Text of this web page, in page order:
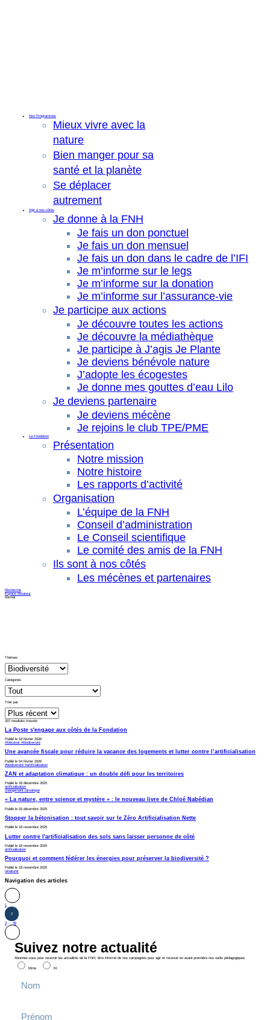
Nos Programmes
Mieux vivre avec la
nature
Bien manger pour sa
santé et la planète
Se déplacer
autrement
Agir à nos côtés
Je donne à la FNH
Je fais un don ponctuel
Je fais un don mensuel
Je fais un don dans le cadre de l’IFI
Je m’informe sur le legs
Je m’informe sur la donation
Je m’informe sur l’assurance-vie
Je participe aux actions
Je découvre toutes les actions
Je découvre la médiathèque
Je participe à J’agis Je Plante
Je deviens bénévole nature
J’adopte les écogestes
Je donne mes gouttes d’eau Lilo
Je deviens partenaire
Je deviens mécène
Je rejoins le club TPE/PME
La Fondation
Présentation
Notre mission
Notre histoire
Les rapports d’activité
Organisation
L’équipe de la FNH
Conseil d’administration
Le Conseil scientifique
Le comité des amis de la FNH
Ils sont à nos côtés
Les mécènes et partenaires
Recherche
Espace donateur
normal
Thèmes
Catégories
Trier par
337 resultats trouvés
La Poste s'engage aux côtés de la Fondation
Publié le 18 février 2026
#Mécénat #Biodiversité
Une avancée fiscale pour réduire la vacance des logements et lutter contre l’artificialisation
Publié le 04 février 2026
#biodiversité #artificialisation
ZAN et adaptation climatique : un double défi pour les territoires
Publié le 18 décembre 2025
artificialisation
changement climatique
« La nature, entre science et mystère » : le nouveau livre de Chloé Nabédian
Publié le 03 décembre 2025
Stopper la bétonisation : tout savoir sur le Zéro Artificialisation Nette
Publié le 18 novembre 2025
Lutter contre l'artificialisation des sols sans laisser personne de côté
Publié le 18 novembre 2025
artificialisation
Pourquoi et comment fédérer les énergies pour préserver la biodiversité ?
Publié le 18 novembre 2025
renaturer
Navigation des articles
1
2
3 49
Suivez notre actualité
Abonnez-vous pour recevoir les actualités de la FNH, être informé de nos campagnes pour agir et recevoir en avant-première nos outils pédagogiques.
Mme M.